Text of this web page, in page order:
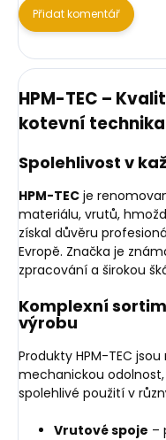
Přidat komentář
HPM-TEC –
kotevní technika
Spolehlivost v
HPM-TEC je
materiálu, vrutů,
získal důvěru
Evropě. Značka je
zpracování a širokou
Komplexní
výrobu
Produkty HPM-TEC
mechanickou
spolehlivé použití v
Vrutové spoje –